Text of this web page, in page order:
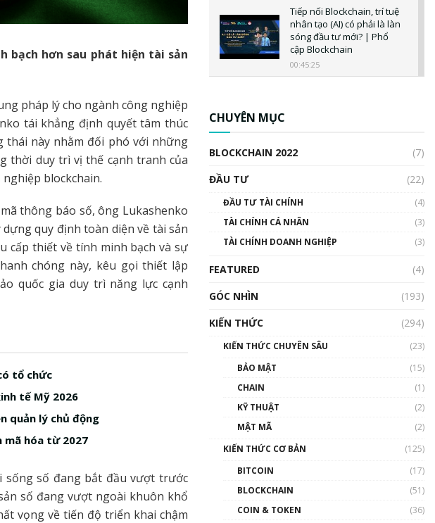
bạch hơn sau phát hiện tài sản
pháp lý cho ngành công nghiệp
tái khẳng định quyết tâm thúc
thái này nhằm đối phó với những
thời duy trì vị thế cạnh tranh của
blockchain.
thông báo số, ông Lukashenko
quy định toàn diện về tài sản
cấp thiết về tính minh bạch và sự
chóng này, kêu gọi thiết lập
quốc gia duy trì năng lực cạnh
tổ chức
tế Mỹ 2026
quản lý chủ động
mã hóa từ 2027
sống số đang bắt đầu vượt trước
số đang vượt ngoài khuôn khổ
vọng về tiến độ triển khai chậm
Tiếp nối Blockchain, trí tuệ
nhân tạo (AI) có phải là làn
sóng đầu tư mới? | Phổ
cập Blockchain
00:45:25
uptrend trong năm 2023? |
Phổ cập Blockchain
00:02:14
Nhìn lại năm 2022: Những
nhân vật ảnh hưởng nhất
hệ sinh thái tiền mã hoá |
Blockchain
Nhân sự tương lại ngành
Blockchain Việt Nam | Phổ
cập Blockchain
CHUYÊN MỤC
BLOCKCHAIN 2022
(7)
ĐẦU TƯ
(22)
ĐẦU TƯ TÀI CHÍNH
(4)
TÀI CHÍNH CÁ NHÂN
(3)
TÀI CHÍNH DOANH NGHIỆP
(3)
FEATURED
(4)
GÓC NHÌN
(193)
KIẾN THỨC
(294)
KIẾN THỨC CHUYÊN SÂU
(23)
BẢO MẬT
(15)
CHAIN
(1)
KỸ THUẬT
(2)
MẬT MÃ
(2)
KIẾN THỨC CƠ BẢN
(125)
BITCOIN
(17)
BLOCKCHAIN
(51)
COIN & TOKEN
(36)